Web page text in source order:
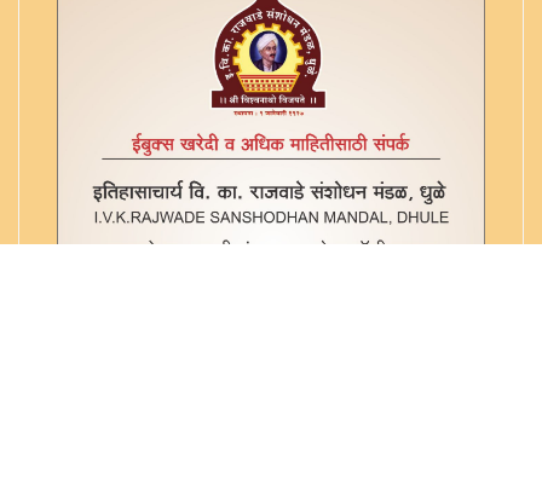
आगम निगम - ४३४ वे. १८ (२७४)
आत्मबोध - ४३४ वे. २२ (२७८)
आत्मबोधक - ४३४ वे. २४ (२८०)
आत्मसुख - ४३४ वे. २५ (२८१)
आत्मसुख - ४३४ वे. २६ (२८२)
आत्मानात्म विचार - ४३४ वे. १९ (२७५)